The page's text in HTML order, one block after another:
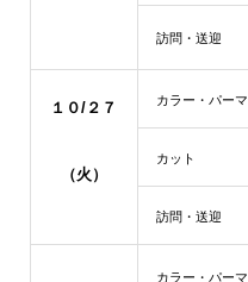
訪問・送迎
１０/２７
（火 ）
カラー・パーマ
カット
訪問・送迎
カラー・パーマ